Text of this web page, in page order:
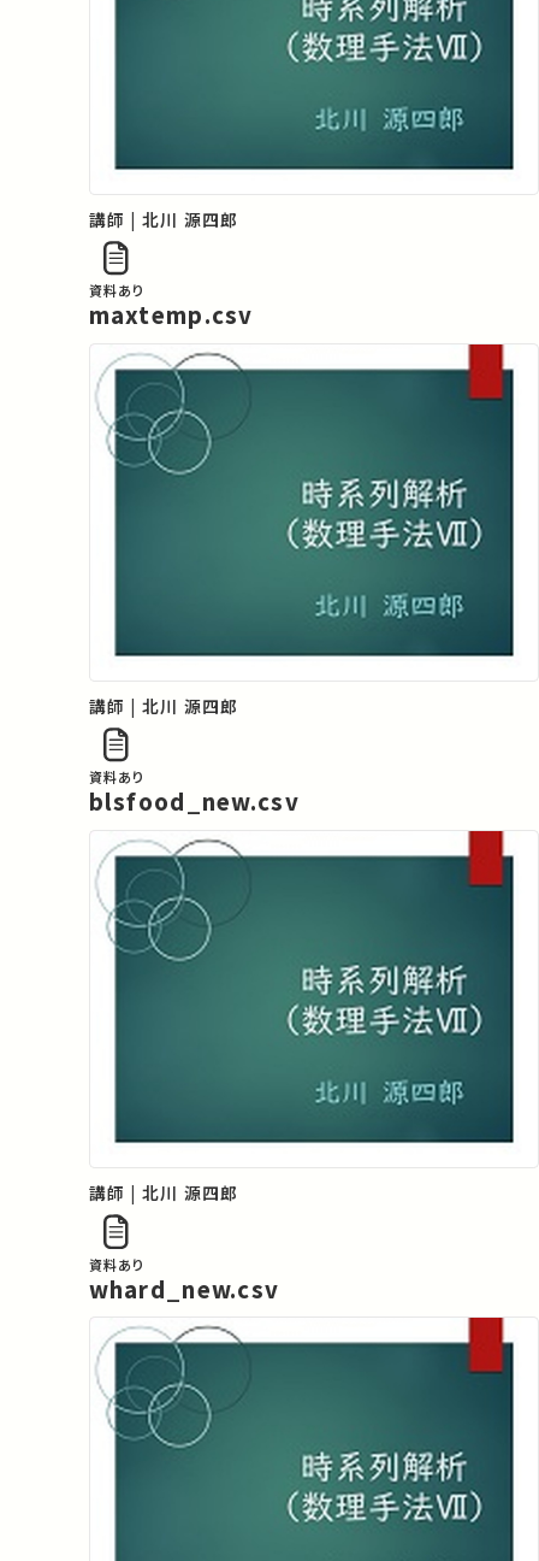
講師 | 北川 源四郎
資料あり
maxtemp.csv
講師 | 北川 源四郎
資料あり
blsfood_new.csv
講師 | 北川 源四郎
資料あり
whard_new.csv